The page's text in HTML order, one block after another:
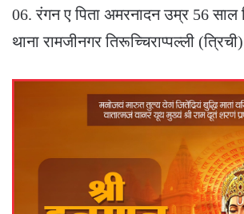
06. रंगन ए पिता अमरनादन उम्र 56 साल
थाना रामजीनगर तिरूच्चिराप्पल्ली